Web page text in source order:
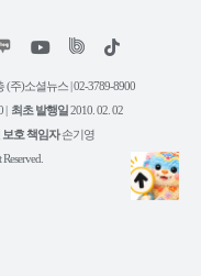
위
트
유
튜
틱
주)소셜뉴스 | 02-3789-8900
| 최초 발행일2010. 02. 02
보호 책임자손기영